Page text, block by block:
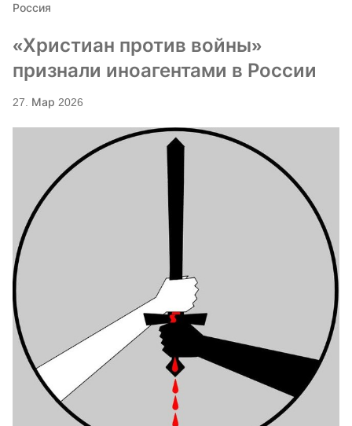
Россия
«Христиан против войны»
признали иноагентами в России
27. Мар 2026